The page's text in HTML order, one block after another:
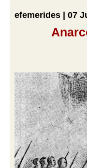
efemerides | 07